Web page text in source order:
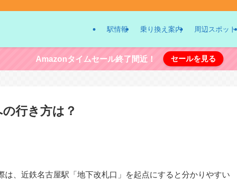
駅情報 乗り換え案内 周辺スポット
Amazonタイムセール終了間近！ セールを見る
行き方は？
、近鉄名古屋駅「地下改札口」を起点にすると分かりやすい